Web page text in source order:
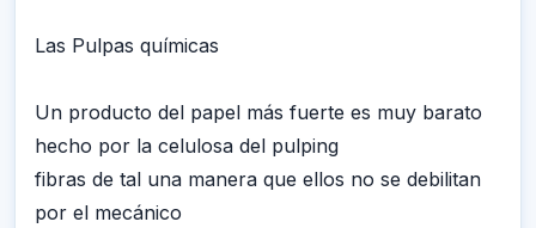
Las Pulpas químicas
Un producto del papel más fuerte es muy barato
hecho por la celulosa del pulping
fibras de tal una manera que ellos no se debilitan
por el mecánico